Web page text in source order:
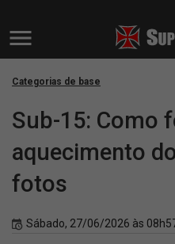
Categorias de base
Sub-15: Como
aquecimento
fotos
Sábado, 27/06/2026 às